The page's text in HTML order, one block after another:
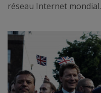
réseau Internet mondial.